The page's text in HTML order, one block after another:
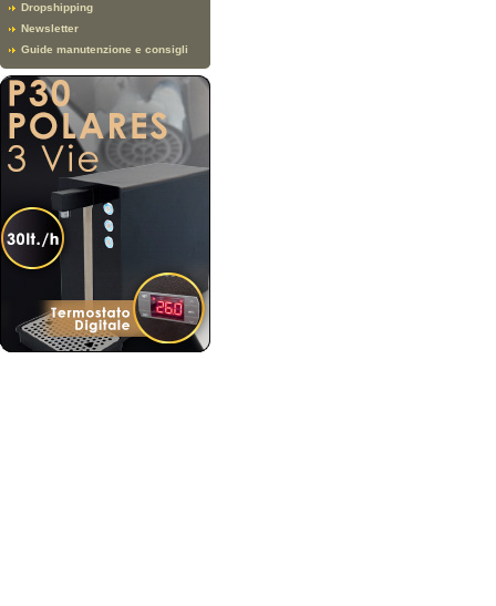
Dropshipping
Newsletter
Guide manutenzione e consigli